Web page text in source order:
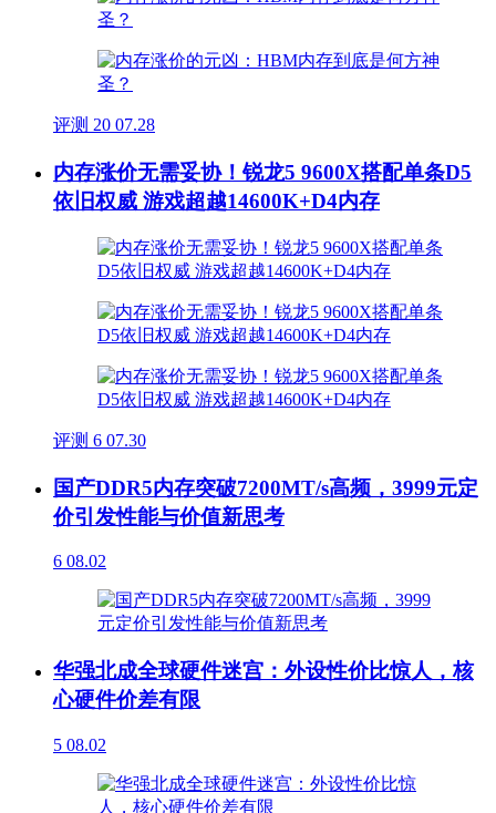
评测 20 07.28
内存涨价无需妥协！锐龙5 9600X搭配单条D5
依旧权威 游戏超越14600K+D4内存
评测 6 07.30
国产DDR5内存突破7200MT/s高频，3999元定
价引发性能与价值新思考
6 08.02
华强北成全球硬件迷宫：外设性价比惊人，核
心硬件价差有限
5 08.02